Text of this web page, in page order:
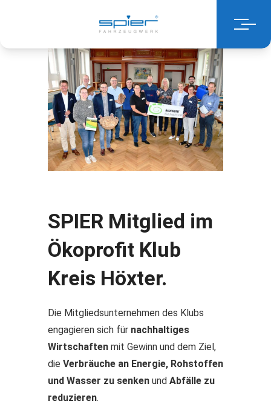
SPIER Mitglied im
Ökoprofit Klub
Kreis Höxter.
Die Mitgliedsunternehmen des Klubs
engagieren sich für nachhaltiges
Wirtschaften mit Gewinn und dem Ziel,
die Verbräuche an Energie, Rohstoffen
und Wasser zu senken und Abfälle zu
reduzieren.